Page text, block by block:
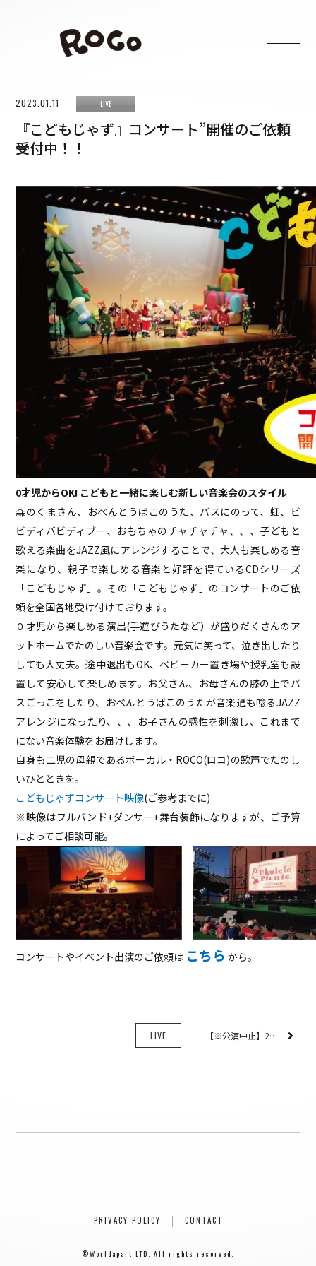
HOME
LIVE
MEDIA
DISCOGRAPHY
CONTACT
H ZETTRIO
H ZETT M
ROCO
ray.(光)
五条院凌
Rainboy
NEMOTROUBOLTER
BimBamBoom
Kent Kakitsubata
PE’Z
suzumoku
東京ヒップホップ
COOL DRIVE
pe’zmoku
MONSTER TAI-RIKU
HOME
ABOUT
ACCESS
CONTACT
2023.01.11 LIVE
『こどもじゃず』コンサート”開催のご依頼
受付中！！
0才児からOK! こどもと一緒に楽しむ新しい音楽会のスタイル
森のくまさん、おべんとうばこのうた、バスにのって、虹、ビ
ビディバビディブー、おもちゃのチャチャチャ、、、子どもと
歌える楽曲をJAZZ風にアレンジすることで、大人も楽しめる音
楽になり、親子で楽しめる音楽と好評を得ているCDシリーズ
「こどもじゃず」。その「こどもじゃず」のコンサートのご依
頼を全国各地受け付けております。
０才児から楽しめる演出(手遊びうたなど）が盛りだくさんのア
ットホームでたのしい音楽会です。元気に笑って、泣き出したり
しても大丈夫。途中退出もOK、ベビーカー置き場や授乳室も設
置して安心して楽しめます。お父さん、お母さんの膝の上でバ
スごっこをしたり、おべんとうばこのうたが音楽通も唸るJAZZ
アレンジになったり、、、お子さんの感性を刺激し、これまで
にない音楽体験をお届けします。
自身も二児の母親であるボーカル・ROCO(ロコ)の歌声でたのし
いひとときを。
こどもじゃずコンサート映像(ご参考までに)
※映像はフルバンド+ダンサー+舞台装飾になりますが、ご予算
によってご相談可能。
コンサートやイベント出演のご依頼は こちら から。
LIVE 【※公演中止】2026/4/12(Sun)ワンダーウォール横浜
PRIVACY POLICY CONTACT
©Worldapart LTD. All rights reserved.